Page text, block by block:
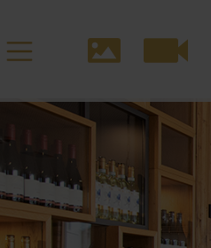
Media-